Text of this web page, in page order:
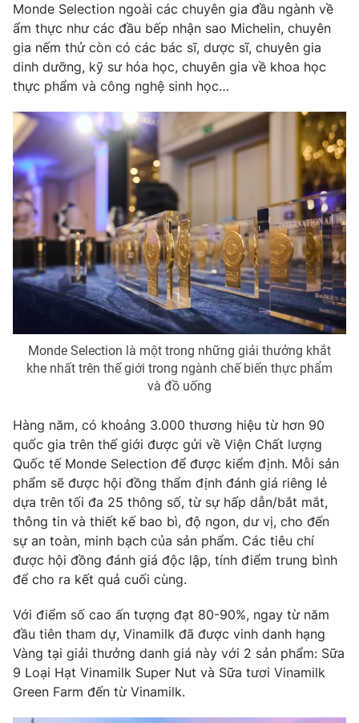
Tư vấn
Chuyên mục khác
Emagazine Podcast
Photo Infographic
Video Shorts video
VTV Money VTV Thể thao
VTV Sức khoẻ Bất động sản
Thị trường 24h Tấm lòng Việt
VTV4 Vươn mình bằng AI
VTV8
Liên hệ tòa soạn English
THỜI BÁO VTV
Cơ quan chủ quản:Đài Truyền hình Việt Nam
Cơ quan báo chí:Thời báo VTV
Giấy phép hoạt động báo in và báo điện tử số 483/GP-BTTTT
Monde Selection ngoài các chuyên gia đầu ngành về
ẩm thực như các đầu bếp nhận sao Michelin, chuyên
gia nếm thử còn có các bác sĩ, dược sĩ, chuyên gia
dinh dưỡng, kỹ sư hóa học, chuyên gia về khoa học
thực phẩm và công nghệ sinh học…
Monde Selection là một trong những giải thưởng khắt
khe nhất trên thế giới trong ngành chế biến thực phẩm
và đồ uống
Hàng năm, có khoảng 3.000 thương hiệu từ hơn 90
quốc gia trên thế giới được gửi về Viện Chất lượng
Quốc tế Monde Selection để được kiểm định. Mỗi sản
phẩm sẽ được hội đồng thẩm định đánh giá riêng lẻ
dựa trên tối đa 25 thông số, từ sự hấp dẫn/bắt mắt,
thông tin và thiết kế bao bì, độ ngon, dư vị, cho đến
sự an toàn, minh bạch của sản phẩm. Các tiêu chí
được hội đồng đánh giá độc lập, tính điểm trung bình
để cho ra kết quả cuối cùng.
Với điểm số cao ấn tượng đạt 80-90%, ngay từ năm
đầu tiên tham dự, Vinamilk đã được vinh danh hạng
Vàng tại giải thưởng danh giá này với 2 sản phẩm: Sữa
9 Loại Hạt Vinamilk Super Nut và Sữa tươi Vinamilk
Green Farm đến từ Vinamilk.